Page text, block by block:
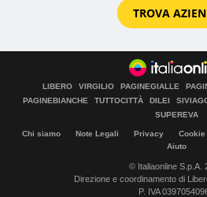
TROVA
LIBERO VIRGILIO PAGINEGIALLE
PAGINEBIANCHE
TUTTOCITTÀ DILEI
SUPEREVA
Chi siamo Note Legali Privacy
Aiuto
© Italiaonline S.p.A.
Direzione e coordinamento di
P. IVA